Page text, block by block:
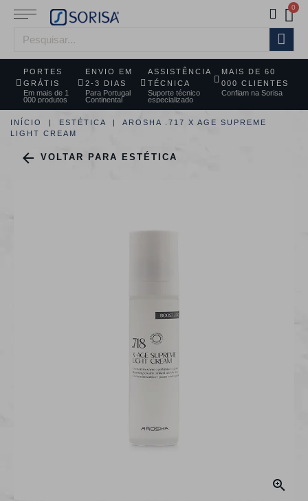
PORTES
GRÁTIS
Em mais de 1
000 produtos
ENVIO EM
2-3 DIAS
Para Portugal
Continental
ASSISTÊNCIA
TÉCNICA
Suporte técnico
especializado
MAIS DE 60
000 CLIENTES
Confiam na Sorisa
INÍCIO ESTÉTICA
AROSHA .717 X AGE SUPREME
LIGHT CREAM
 VOLTAR PARA ESTÉTICA
